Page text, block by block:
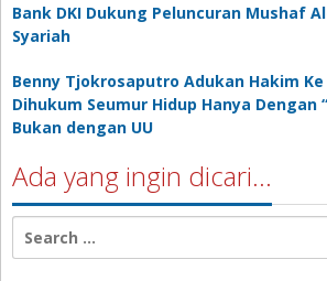
Bank DKI Dukung Peluncuran Mushaf
Syariah
Benny Tjokrosaputro Adukan Hakim Ke
Dihukum Seumur Hidup Hanya Dengan
Bukan dengan UU
Ada yang ingin dicari…
Search
for: